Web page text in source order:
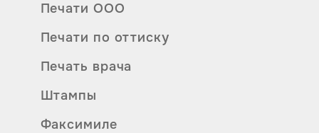
Печати ООО
Печати по оттиску
Печать врача
Факсимиле
Штампы